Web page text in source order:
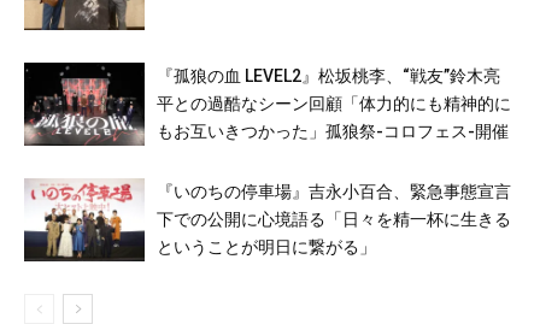
『孤狼の血 LEVEL2』松坂桃李、“戦友”鈴木亮
平との過酷なシーン回顧「体力的にも精神的に
もお互いきつかった」孤狼祭-コロフェス-開催
『いのちの停車場』吉永小百合、緊急事態宣言
下での公開に心境語る「日々を精一杯に生きる
ということが明日に繋がる」